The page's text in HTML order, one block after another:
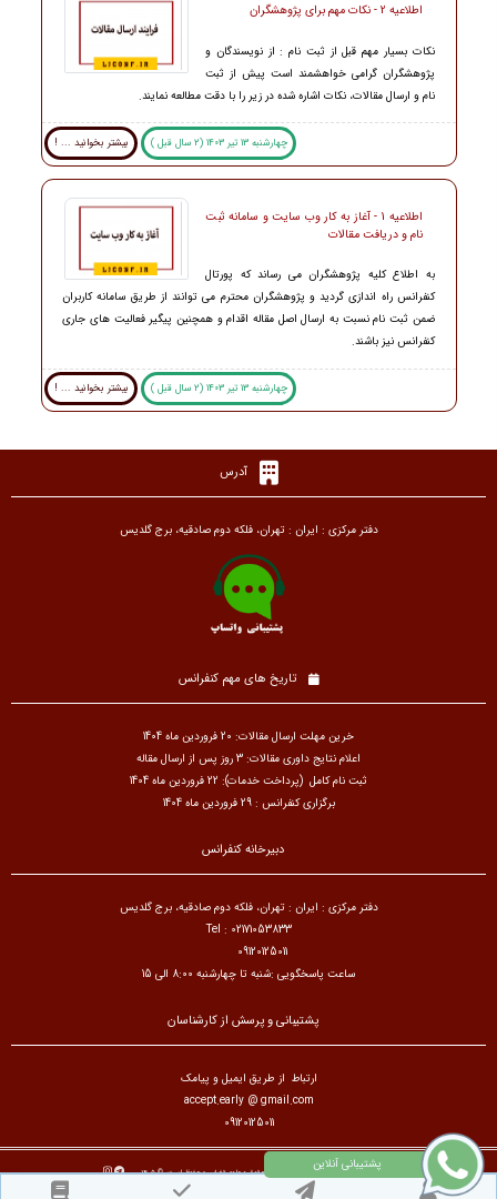
اطلاعیه 2 - نکات مهم برای پژوهشگران
نکات بسیار مهم قبل از ثبت نام : از نویسندگان و
پژوهشگران گرامی خواهشمند است پیش از ثبت
نام و ارسال مقالات، نکات اشاره شده در زیر را با دقت مطالعه نمایند.
چهارشنبه 13 تیر 1403 (2 سال قبل ) بیشتر بخوانید ... !
اطلاعیه 1 - آغاز به کار وب سایت و سامانه ثبت
نام و دریافت مقالات
به اطلاع کلیه پژوهشگران می رساند که پورتال
کنفرانس راه اندازی گردید و پژوهشگران محترم می توانند از طریق سامانه کاربران
ضمن ثبت نام نسبت به ارسال اصل مقاله اقدام و همچنین پیگیر فعالیت های جاری
کنفرانس نیز باشند.
چهارشنبه 13 تیر 1403 (2 سال قبل ) بیشتر بخوانید ... !
آدرس
دفتر مرکزی : ایران : تهران، فلکه دوم صادقیه، برج گلدیس
تاریخ های مهم کنفرانس
خرین مهلت ارسال مقالات: 20 فروردین ماه 1404
اعلام نتایج داوری مقالات: 3 روز پس از ارسال مقاله
ثبت نام کامل (پرداخت خدمات): 22 فروردین ماه 1404
برگزاری کنفرانس : 29 فروردین ماه 1404
دبیرخانه کنفرانس
دفتر مرکزی : ایران : تهران، فلکه دوم صادقیه، برج گلدیس
Tel : 02171053833
09120125011
ساعت پاسخگویی :شنبه تا چهارشنبه 8:00 الی 15
پشتیبانی و پرسش از کارشناسان
ارتباط از طریق ایمیل و پیامک
accept.early @ gmail.com
09120125011
تمام حقوق مادی و معنوی برای کنفرانس بین المللی حقوق و علوم قضایی محفوظ است. © ۱۴۰۵
طراح سایت :